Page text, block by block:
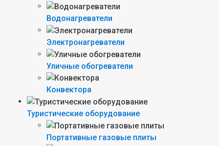
Водонагреватели
Электронагреватели
Уличные обогреватели
Конвектора
Туристические оборудование
Портативные газовые плиты